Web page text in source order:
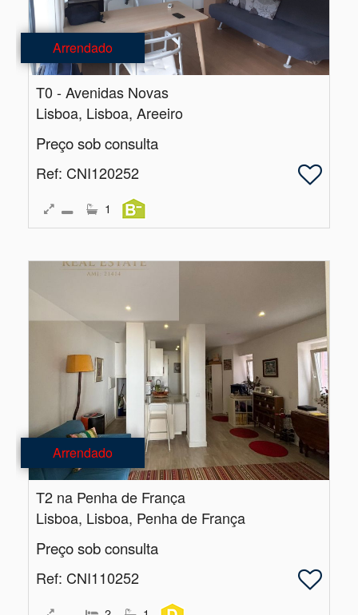
Arrendado
T0 - Avenidas Novas
Lisboa, Lisboa, Areeiro
Preço sob consulta
Ref: CNI120252
1
Arrendado
T2 na Penha de França
Lisboa, Lisboa, Penha de França
Preço sob consulta
Ref: CNI110252